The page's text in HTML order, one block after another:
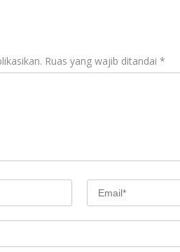
Ruas yang wajib ditandai *